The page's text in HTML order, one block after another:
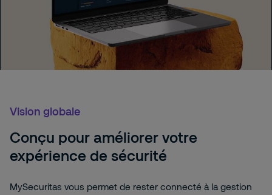
Vision globale
Conçu pour améliorer votre
expérience de sécurité
MySecuritas vous permet de rester connecté à la gestion